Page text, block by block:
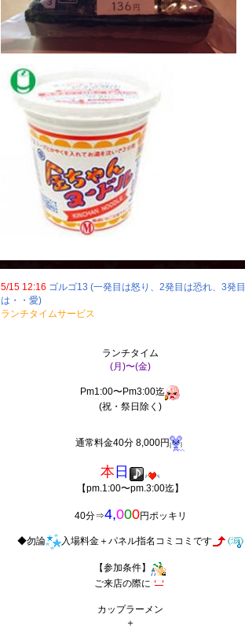
5/15 12:16 ゴルゴ13 (一発目は怒り、2発目は恐れ、3発目
は・・愛)
ランチタイムサービス
ランチタイム
(月)〜(金)
Pm1:00〜Pm3:00迄
(祝・祭日除く)
通常料金40分 8,000円
本 日
【pm.1:00〜pm.3:00迄】
40分⇒4,000円ポッキリ
◆勿論 入場料金＋パネル指名コミコミです
【参加条件】
ご来店の際に
カップラーメン
＋